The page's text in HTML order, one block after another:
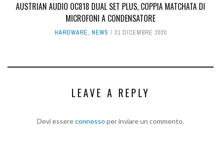
AUSTRIAN AUDIO OC818 DUAL SET PLUS, COPPIA MATCHATA DI
MICROFONI A CONDENSATORE
HARDWARE, NEWS 21 DICEMBRE 2020
LEAVE A REPLY
Devi essereconnesso per inviare un commento.